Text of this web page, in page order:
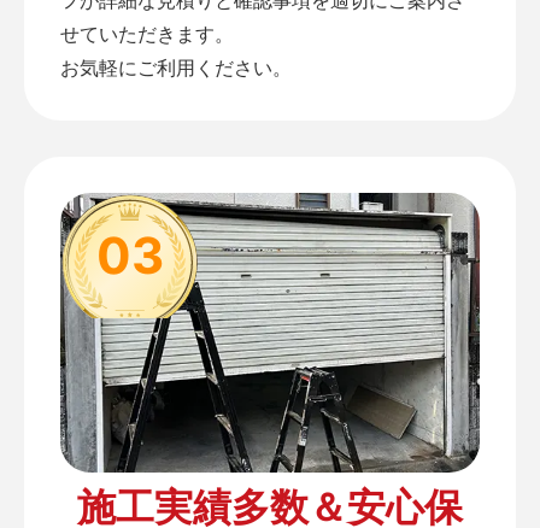
せていただきます。
お気軽にご利用ください。
03
施工実績多数＆安心保